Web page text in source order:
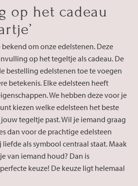
op het cadeau
bekend om onze edelstenen. Deze
op het tegeltje als cadeau. De
bestelling edelstenen toe te voegen
betekenis. Elke edelsteen heeft
We hebben deze voor je
kiezen welke edelsteen het beste
tegeltje past. Wil je iemand graag
dan voor de prachtige edelsteen
liefde als symbool centraal staat. Maak
van iemand houd? Dan is
keuze! De keuze ligt helemaal